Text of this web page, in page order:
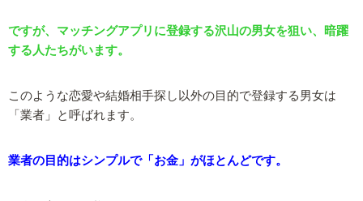
ですが、マッチングアプリに登録する沢山の男女を狙い、暗躍
する人たちがいます。
このような恋愛や結婚相手探し以外の目的で登録する男女は
「業者」と呼ばれます。
業者の目的はシンプルで「お金」がほとんどです。